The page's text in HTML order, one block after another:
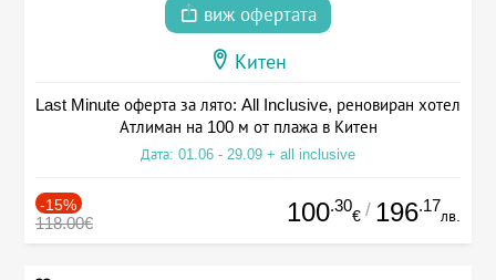
виж офертата
Китен
Last Minute оферта за лято: All Inclusive, реновиран хотел
Атлиман на 100 м от плажа в Китен
Дата: 01.06 - 29.09 + all inclusive
-15%
118.00€ 100.30
€ / 196.17
лв.